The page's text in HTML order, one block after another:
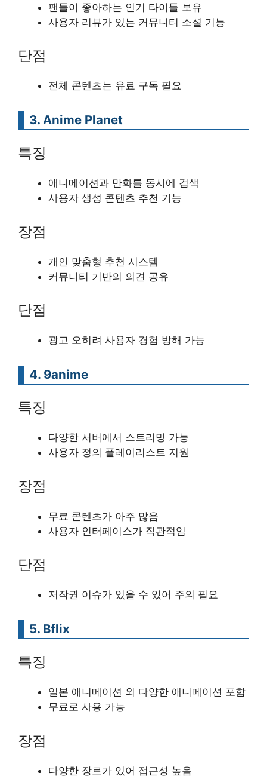
팬들이 좋아하는 인기 타이틀 보유
사용자 리뷰가 있는 커뮤니티 소셜 기능
단점
전체 콘텐츠는 유료 구독 필요
3. Anime Planet
특징
애니메이션과 만화를 동시에 검색
사용자 생성 콘텐츠 추천 기능
장점
개인 맞춤형 추천 시스템
커뮤니티 기반의 의견 공유
단점
광고 오히려 사용자 경험 방해 가능
4. 9anime
특징
다양한 서버에서 스트리밍 가능
사용자 정의 플레이리스트 지원
장점
무료 콘텐츠가 아주 많음
사용자 인터페이스가 직관적임
단점
저작권 이슈가 있을 수 있어 주의 필요
5. Bflix
특징
일본 애니메이션 외 다양한 애니메이션 포함
무료로 사용 가능
장점
다양한 장르가 있어 접근성 높음